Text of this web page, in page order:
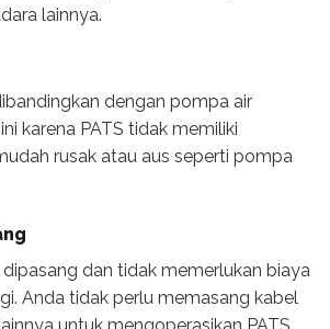
lainnya.
dengan pompa air
karena PATS tidak memiliki
rusak atau aus seperti pompa
dipasang dan tidak memerlukan biaya
Anda tidak perlu memasang kabel
untuk mengoperasikan PATS.